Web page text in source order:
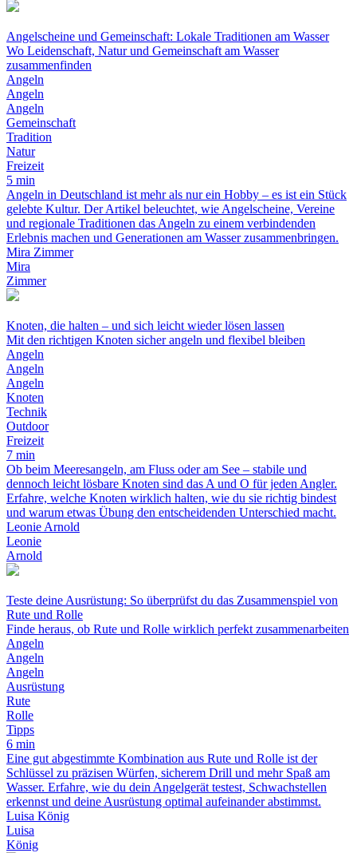
Angelscheine und Gemeinschaft: Lokale Traditionen am Wasser
Wo Leidenschaft, Natur und Gemeinschaft am Wasser
zusammenfinden
Angeln
Angeln
Angeln
Gemeinschaft
Tradition
Natur
Freizeit
5 min
Angeln in Deutschland ist mehr als nur ein Hobby – es ist ein Stück
gelebte Kultur. Der Artikel beleuchtet, wie Angelscheine, Vereine
und regionale Traditionen das Angeln zu einem verbindenden
Erlebnis machen und Generationen am Wasser zusammenbringen.
Mira Zimmer
Mira
Zimmer
Knoten, die halten – und sich leicht wieder lösen lassen
Mit den richtigen Knoten sicher angeln und flexibel bleiben
Angeln
Angeln
Angeln
Knoten
Technik
Outdoor
Freizeit
7 min
Ob beim Meeresangeln, am Fluss oder am See – stabile und
dennoch leicht lösbare Knoten sind das A und O für jeden Angler.
Erfahre, welche Knoten wirklich halten, wie du sie richtig bindest
und warum etwas Übung den entscheidenden Unterschied macht.
Leonie Arnold
Leonie
Arnold
Teste deine Ausrüstung: So überprüfst du das Zusammenspiel von
Rute und Rolle
Finde heraus, ob Rute und Rolle wirklich perfekt zusammenarbeiten
Angeln
Angeln
Angeln
Ausrüstung
Rute
Rolle
Tipps
6 min
Eine gut abgestimmte Kombination aus Rute und Rolle ist der
Schlüssel zu präzisen Würfen, sicherem Drill und mehr Spaß am
Wasser. Erfahre, wie du dein Angelgerät testest, Schwachstellen
erkennst und deine Ausrüstung optimal aufeinander abstimmst.
Luisa König
Luisa
König